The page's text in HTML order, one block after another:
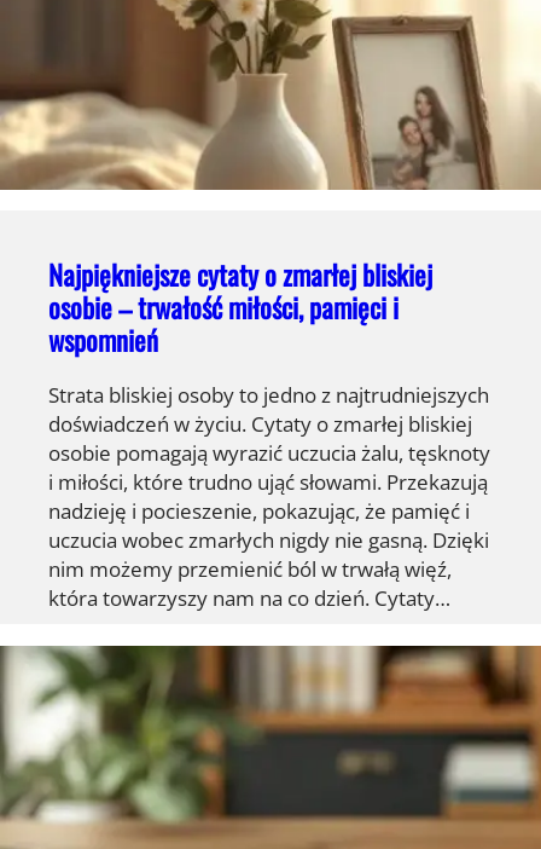
Najpiękniejsze cytaty o zmarłej bliskiej
osobie – trwałość miłości, pamięci i
wspomnień
Strata bliskiej osoby to jedno z najtrudniejszych
doświadczeń w życiu. Cytaty o zmarłej bliskiej
osobie pomagają wyrazić uczucia żalu, tęsknoty
i miłości, które trudno ująć słowami. Przekazują
nadzieję i pocieszenie, pokazując, że pamięć i
uczucia wobec zmarłych nigdy nie gasną. Dzięki
nim możemy przemienić ból w trwałą więź,
która towarzyszy nam na co dzień. Cytaty…